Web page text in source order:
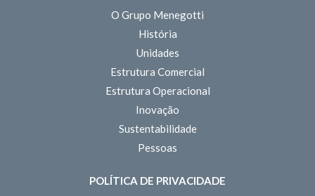
O Grupo Menegotti
História
Unidades
Estrutura Comercial
Estrutura Operacional
Inovação
Sustentabilidade
Pessoas
POLÍTICA DE PRIVACIDADE